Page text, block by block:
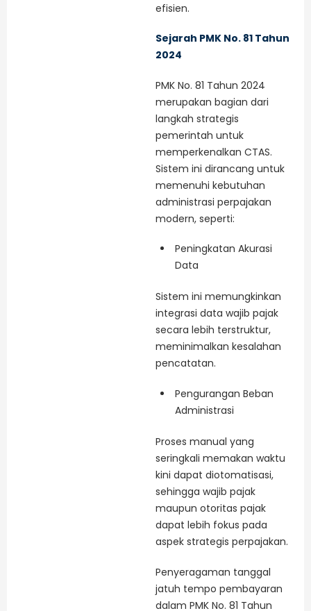
efisien.
Sejarah PMK No. 81 Tahun
2024
PMK No. 81 Tahun 2024
merupakan bagian dari
langkah strategis
pemerintah untuk
memperkenalkan CTAS.
Sistem ini dirancang untuk
memenuhi kebutuhan
administrasi perpajakan
modern, seperti:
Peningkatan Akurasi
Data
Sistem ini memungkinkan
integrasi data wajib pajak
secara lebih terstruktur,
meminimalkan kesalahan
pencatatan.
Pengurangan Beban
Administrasi
Proses manual yang
seringkali memakan waktu
kini dapat diotomatisasi,
sehingga wajib pajak
maupun otoritas pajak
dapat lebih fokus pada
aspek strategis perpajakan.
Penyeragaman tanggal
jatuh tempo pembayaran
dalam PMK No. 81 Tahun